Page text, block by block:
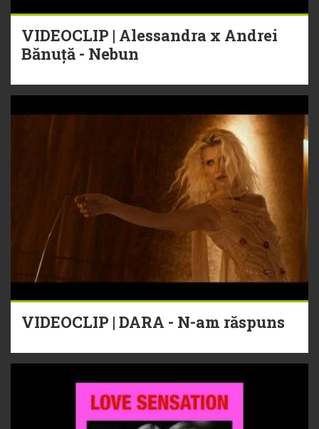
VIDEOCLIP | Alessandra x Andrei
Bănuță - Nebun
VIDEOCLIP | DARA - N-am răspuns